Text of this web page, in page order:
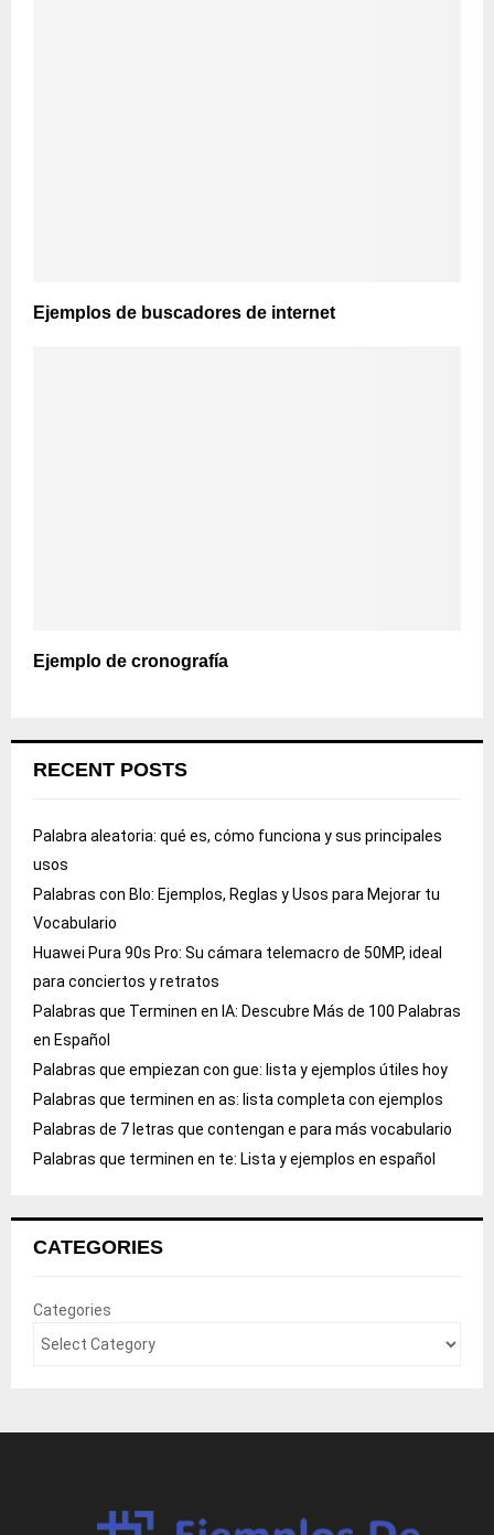
Ejemplos de buscadores de internet
Ejemplo de cronografía
RECENT POSTS
Palabra aleatoria: qué es, cómo funciona y sus principales
usos
Palabras con Blo: Ejemplos, Reglas y Usos para Mejorar tu
Vocabulario
Huawei Pura 90s Pro: Su cámara telemacro de 50MP, ideal
para conciertos y retratos
Palabras que Terminen en IA: Descubre Más de 100 Palabras
en Español
Palabras que empiezan con gue: lista y ejemplos útiles hoy
Palabras que terminen en as: lista completa con ejemplos
Palabras de 7 letras que contengan e para más vocabulario
Palabras que terminen en te: Lista y ejemplos en español
CATEGORIES
Categories